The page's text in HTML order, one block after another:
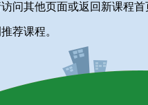
问其他页面或返回新课程首
荐课程。